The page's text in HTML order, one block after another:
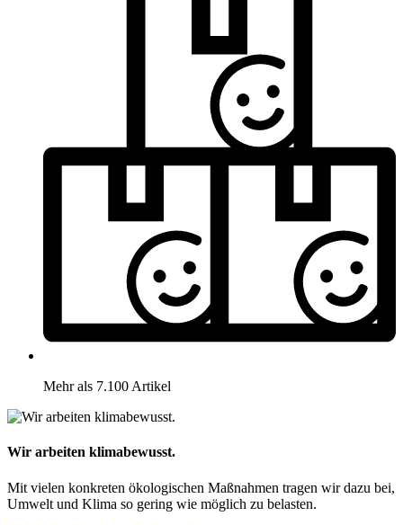
Mehr als 7.100 Artikel
Wir arbeiten klimabewusst.
Mit vielen konkreten ökologischen Maßnahmen tragen wir dazu bei,
Umwelt und Klima so gering wie möglich zu belasten.